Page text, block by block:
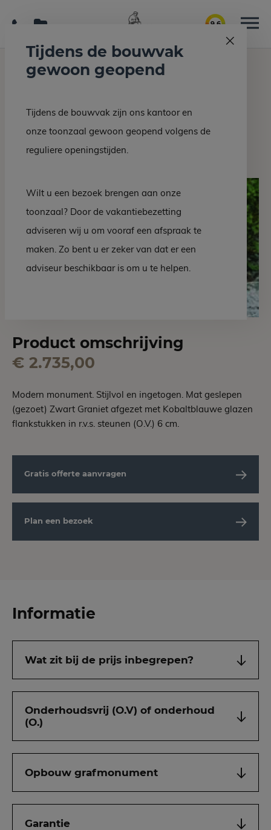
9.6
Home Grafmonumenten Urnensteen US-42 NW
Urnensteen US-42 NW
Product omschrijving
€ 2.735,00
Modern monument. Stijlvol en ingetogen. Mat geslepen
(gezoet) Zwart Graniet afgezet met Kobaltblauwe glazen
flankstukken in r.v.s. steunen (O.V.) 6 cm.
Gratis offerte aanvragen
Plan een bezoek
Informatie
Wat zit bij de prijs inbegrepen?
Onderhoudsvrij (O.V) of onderhoud
(O.)
Opbouw grafmonument
Garantie
Tijdens de bouwvak
gewoon geopend
Tijdens de bouwvak zijn ons kantoor en
onze toonzaal gewoon geopend volgens de
reguliere openingstijden.
Wilt u een bezoek brengen aan onze
toonzaal? Door de vakantiebezetting
adviseren wij u om vooraf een afspraak te
maken. Zo bent u er zeker van dat er een
adviseur beschikbaar is om u te helpen.